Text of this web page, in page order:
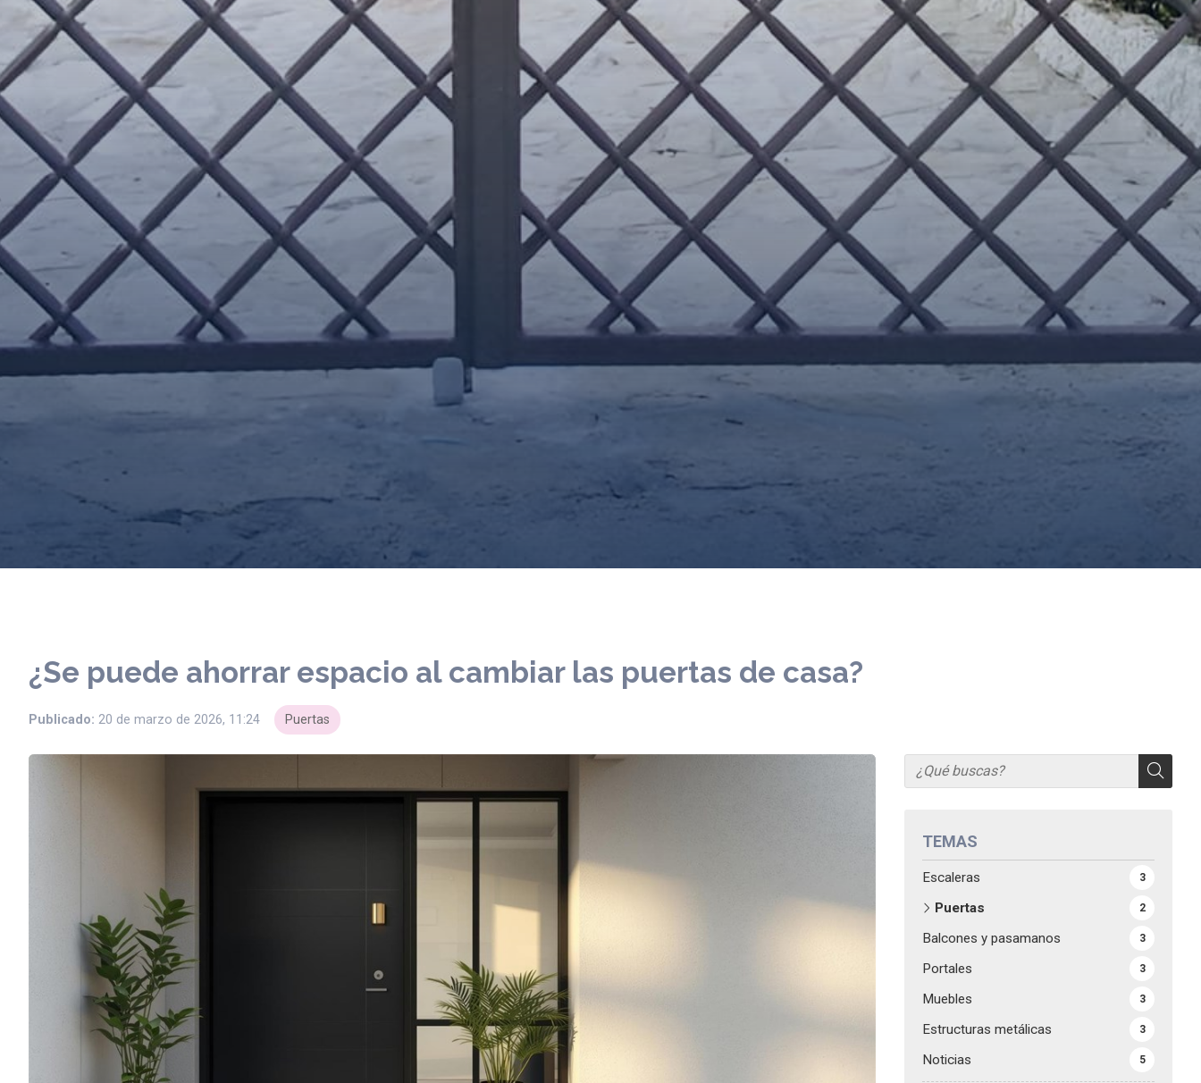
¿Se puede ahorrar espacio al cambiar las puertas de casa?
Publicado: 20 de marzo de 2026, 11:24 Puertas
TEMAS
Escaleras 3
Puertas 2
Balcones y pasamanos 3
Portales 3
Muebles 3
Estructuras metálicas 3
Noticias 5